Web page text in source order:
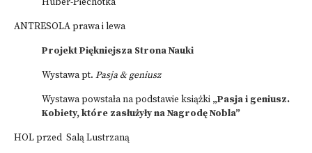
Huber-Piechotka
ANTRESOLA prawa i lewa
Projekt Piękniejsza Strona Nauki
Wystawa pt. Pasja & geniusz
Wystawa powstała na podstawie książki „Pasja i geniusz.
Kobiety, które zasłużyły na Nagrodę Nobla”
HOL przed Salą Lustrzaną